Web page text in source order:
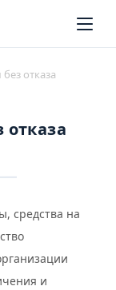
отказа
отказа
средства на
и